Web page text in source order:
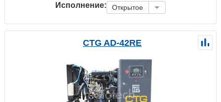
Исполнение: Открытое
CTG AD-42RE